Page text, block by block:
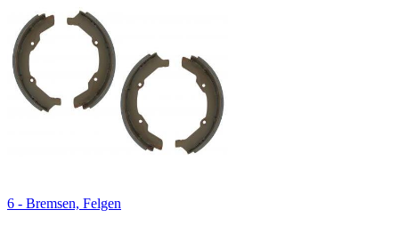
6 - Bremsen, Felgen